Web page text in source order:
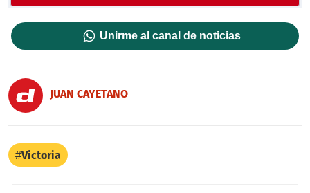
Unirme al canal de noticias
JUAN CAYETANO
Victoria